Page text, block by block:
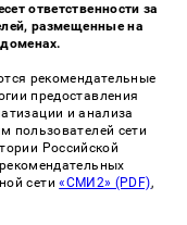
ответственности за
размещенные на
рекомендательные
предоставления
и анализа
пользователей сети
Российской
сети«СМИ2» (PDF),